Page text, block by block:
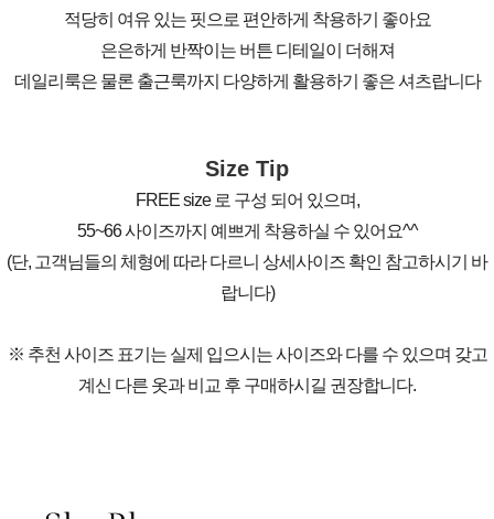
적당히 여유 있는 핏으로 편안하게 착용하기 좋아요
은은하게 반짝이는 버튼 디테일이 더해져
데일리룩은 물론 출근룩까지 다양하게 활용하기 좋은 셔츠랍니다
Size Tip
FREE size 로 구성 되어 있으며,
55~66 사이즈까지 예쁘게 착용하실 수 있어요^^
(단, 고객님들의 체형에 따라 다르니 상세사이즈 확인 참고하시기 바
랍니다)
※ 추천 사이즈 표기는 실제 입으시는 사이즈와 다를 수 있으며 갖고
계신 다른 옷과 비교 후 구매하시길 권장합니다.